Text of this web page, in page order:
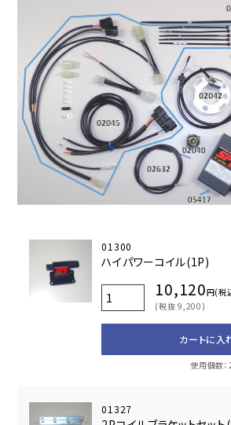
01300
ハイパワーコイル(1P)
10,120円(税
(税抜 9,200)
カートに入
使用個数：
01327